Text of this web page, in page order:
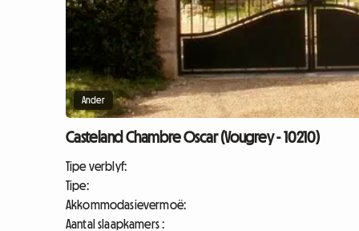
Ander
Casteland Chambre Oscar (Vougrey - 10210)
Tipe verblyf:
Tipe:
Akkommodasievermoë:
Aantal slaapkamers :